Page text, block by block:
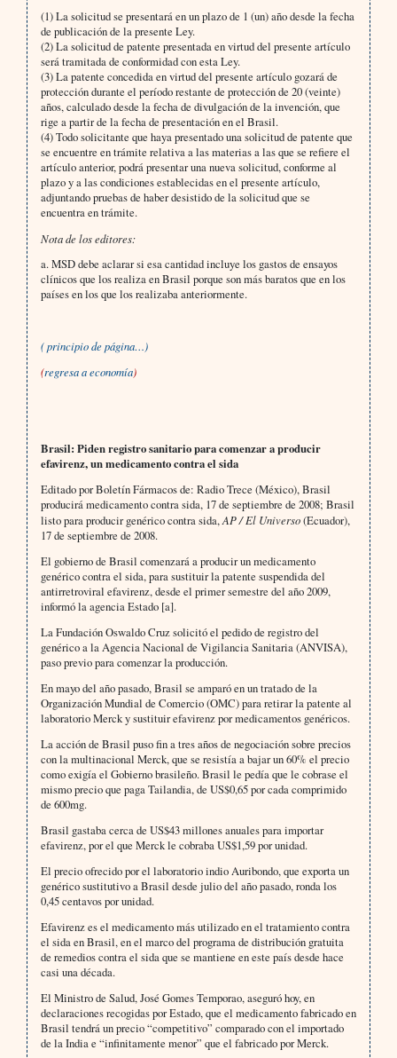
(1) La solicitud se presentará en un plazo de 1 (un) año desde la fecha
de publicación de la presente Ley.
(2) La solicitud de patente presentada en virtud del presente artículo
será tramitada de conformidad con esta Ley.
(3) La patente concedida en virtud del presente artículo gozará de
protección durante el período restante de protección de 20 (veinte)
años, calculado desde la fecha de divulgación de la invención, que
rige a partir de la fecha de presentación en el Brasil.
(4) Todo solicitante que haya presentado una solicitud de patente que
se encuentre en trámite relativa a las materias a las que se refiere el
artículo anterior, podrá presentar una nueva solicitud, conforme al
plazo y a las condiciones establecidas en el presente artículo,
adjuntando pruebas de haber desistido de la solicitud que se
encuentra en trámite.
Nota de los editores:
a. MSD debe aclarar si esa cantidad incluye los gastos de ensayos
clínicos que los realiza en Brasil porque son más baratos que en los
países en los que los realizaba anteriormente.
( principio de página…)
(regresa a economía)
Brasil: Piden registro sanitario para comenzar a producir
efavirenz, un medicamento contra el sida
Editado por Boletín Fármacos de: Radio Trece (México), Brasil
producirá medicamento contra sida, 17 de septiembre de 2008; Brasil
listo para producir genérico contra sida,AP / El Universo(Ecuador),
17 de septiembre de 2008.
El gobierno de Brasil comenzará a producir un medicamento
genérico contra el sida, para sustituir la patente suspendida del
antirretroviral efavirenz, desde el primer semestre del año 2009,
informó la agencia Estado [a].
La Fundación Oswaldo Cruz solicitó el pedido de registro del
genérico a la Agencia Nacional de Vigilancia Sanitaria (ANVISA),
paso previo para comenzar la producción.
En mayo del año pasado, Brasil se amparó en un tratado de la
Organización Mundial de Comercio (OMC) para retirar la patente al
laboratorio Merck y sustituir efavirenz por medicamentos genéricos.
La acción de Brasil puso fin a tres años de negociación sobre precios
con la multinacional Merck, que se resistía a bajar un 60% el precio
como exigía el Gobierno brasileño. Brasil le pedía que le cobrase el
mismo precio que paga Tailandia, de US$0,65 por cada comprimido
de 600mg.
Brasil gastaba cerca de US$43 millones anuales para importar
efavirenz, por el que Merck le cobraba US$1,59 por unidad.
El precio ofrecido por el laboratorio indio Auribondo, que exporta un
genérico sustitutivo a Brasil desde julio del año pasado, ronda los
0,45 centavos por unidad.
Efavirenz es el medicamento más utilizado en el tratamiento contra
el sida en Brasil, en el marco del programa de distribución gratuita
de remedios contra el sida que se mantiene en este país desde hace
casi una década.
El Ministro de Salud, José Gomes Temporao, aseguró hoy, en
declaraciones recogidas por Estado, que el medicamento fabricado en
Brasil tendrá un precio “competitivo” comparado con el importado
de la India e “infinitamente menor” que el fabricado por Merck.